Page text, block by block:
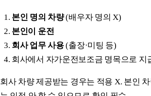
본인 명의 차량(배우자 명의 X)
본인이 운전
회사 업무 사용(출장·미팅 등)
회사에서 자가운전보조금 명목으로 지
회사 차량 제공받는 경우는 적용 X. 본인